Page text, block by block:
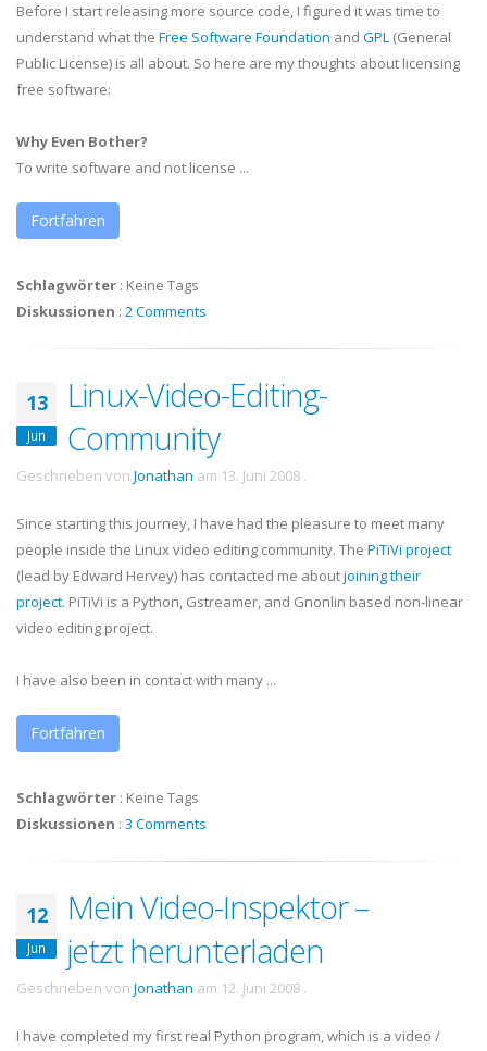
Before I start releasing more source code, I figured it was time to
understand what the Free Software Foundation and GPL (General
Public License) is all about. So here are my thoughts about licensing
free software:
Why Even Bother?
To write software and not license ...
Fortfahren
Schlagwörter : Keine Tags
Diskussionen : 2 Comments
13
Jun
Linux-Video-Editing-
Community
Geschrieben von Jonathan am 13. Juni 2008 .
Since starting this journey, I have had the pleasure to meet many
people inside the Linux video editing community. The PiTiVi project
(lead by Edward Hervey) has contacted me aboutjoining their
project. PiTiVi is a Python, Gstreamer, and Gnonlin based non-linear
video editing project.
I have also been in contact with many ...
Fortfahren
Schlagwörter : Keine Tags
Diskussionen : 3 Comments
12
Jun
Mein Video-Inspektor –
jetzt herunterladen
Geschrieben von Jonathan am 12. Juni 2008 .
I have completed my first real Python program, which is a video /